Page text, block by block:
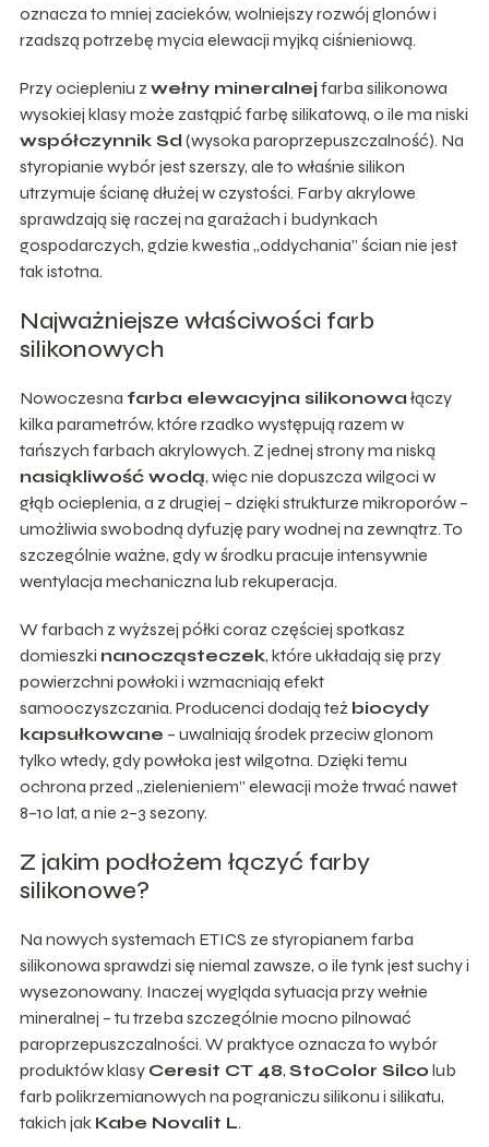
oznacza to mniej zacieków, wolniejszy rozwój glonów i
rzadszą potrzebę mycia elewacji myjką ciśnieniową.
Przy ociepleniu z wełny mineralnej farba silikonowa
wysokiej klasy może zastąpić farbę silikatową, o ile ma niski
współczynnik Sd (wysoka paroprzepuszczalność). Na
styropianie wybór jest szerszy, ale to właśnie silikon
utrzymuje ścianę dłużej w czystości. Farby akrylowe
sprawdzają się raczej na garażach i budynkach
gospodarczych, gdzie kwestia „oddychania” ścian nie jest
tak istotna.
Najważniejsze właściwości farb
silikonowych
Nowoczesna farba elewacyjna silikonowa łączy
kilka parametrów, które rzadko występują razem w
tańszych farbach akrylowych. Z jednej strony ma niską
nasiąkliwość wodą, więc nie dopuszcza wilgoci w
głąb ocieplenia, a z drugiej – dzięki strukturze mikroporów –
umożliwia swobodną dyfuzję pary wodnej na zewnątrz. To
szczególnie ważne, gdy w środku pracuje intensywnie
wentylacja mechaniczna lub rekuperacja.
W farbach z wyższej półki coraz częściej spotkasz
domieszki nanocząsteczek, które układają się przy
powierzchni powłoki i wzmacniają efekt
samooczyszczania. Producenci dodają też biocydy
kapsułkowane – uwalniają środek przeciw glonom
tylko wtedy, gdy powłoka jest wilgotna. Dzięki temu
ochrona przed „zielenieniem” elewacji może trwać nawet
8–10 lat, a nie 2–3 sezony.
Z jakim podłożem łączyć farby
silikonowe?
Na nowych systemach ETICS ze styropianem farba
silikonowa sprawdzi się niemal zawsze, o ile tynk jest suchy i
wysezonowany. Inaczej wygląda sytuacja przy wełnie
mineralnej – tu trzeba szczególnie mocno pilnować
paroprzepuszczalności. W praktyce oznacza to wybór
produktów klasy Ceresit CT 48, StoColor Silco lub
farb polikrzemianowych na pograniczu silikonu i silikatu,
takich jak Kabe Novalit L.